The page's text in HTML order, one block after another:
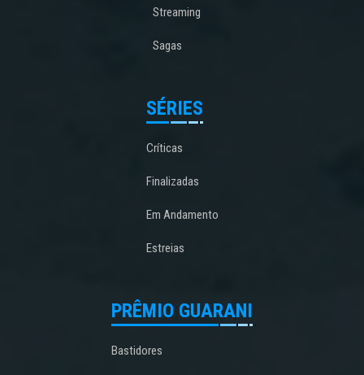
Streaming
Sagas
SÉRIES
Críticas
Finalizadas
Em Andamento
Estreias
PRÊMIO GUARANI
Bastidores